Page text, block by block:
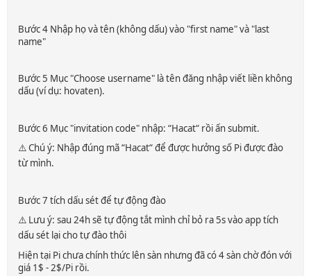
Bước 4 Nhập họ và tên (không dấu) vào "first name" và "last
name"
Bước 5 Mục "Choose username" là tên đăng nhập viết liền không
dấu (ví dụ: hovaten).
Bước 6 Mục "invitation code" nhập: “Hacat“ rồi ấn submit.
⚠️ Chú ý: Nhập đúng mã “Hacat“ để được hưởng số Pi được đào
từ mình.
Bước 7 tích dấu sét để tự động đào
⚠️ Lưu ý: sau 24h sẽ tự động tắt mình chỉ bỏ ra 5s vào app tích
dấu sét lại cho tự đào thôi
Hiện tại Pi chưa chính thức lên sàn nhưng đã có 4 sàn chờ đón với
giá 1$ - 2$/Pi rồi.